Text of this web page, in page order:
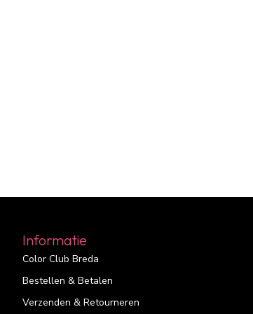
Informatie
Color Club Breda
Bestellen & Betalen
Verzenden & Retourneren